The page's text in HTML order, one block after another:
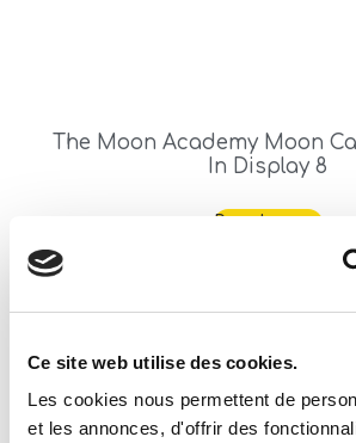
Ce site web utilise des cookies.
Les cookies nous permettent de
et les annonces, d'offrir des
The Moon Academy Moon
In Display 8
Read more